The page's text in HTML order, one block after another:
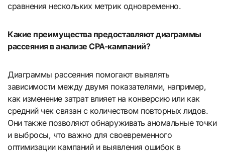
сравнения нескольких метрик одновременно.
Какие преимущества предоставляют диаграммы
рассеяния в анализе CPA-кампаний?
Диаграммы рассеяния помогают выявлять
зависимости между двумя показателями, например,
как изменение затрат влияет на конверсию или как
средний чек связан с количеством повторных лидов.
Они также позволяют обнаруживать аномальные точки
и выбросы, что важно для своевременного
оптимизации кампаний и выявления ошибок в